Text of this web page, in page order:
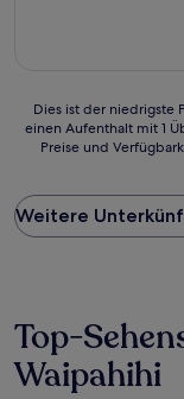
Dies
ist
Preis
pro
Nacht,
letzten
24 Stunden
für
einen
Dies ist der niedrigste
einen Aufenthalt mit 1
Preise und
Weitere
Top-
Waipahihi